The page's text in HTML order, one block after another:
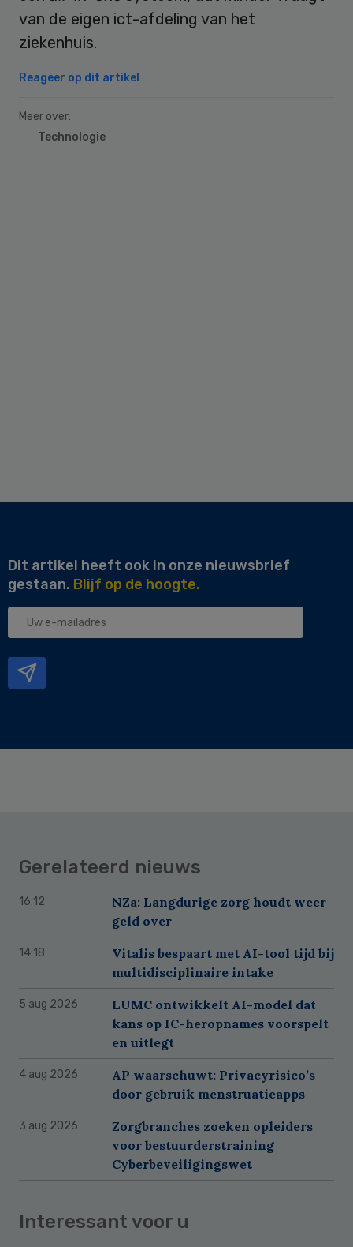
van de eigen ict-afdeling van het
ziekenhuis.
Reageer op dit artikel
Meer over:
Technologie
Dit artikel heeft ook in onze nieuwsbrief
gestaan. Blijf op de hoogte.
Uw
Gerelateerd nieuws
16:12
NZa: Langdurige zorg houdt weer
geld over
14:18
Vitalis bespaart met AI-tool tijd bij
multidisciplinaire intake
5 aug 2026
LUMC ontwikkelt AI-model dat
kans op IC-heropnames voorspelt
en uitlegt
4 aug 2026
AP waarschuwt: Privacyrisico’s
door gebruik menstruatieapps
3 aug 2026
Zorgbranches zoeken opleiders
voor bestuurderstraining
Cyberbeveiligingswet
Interessant voor u